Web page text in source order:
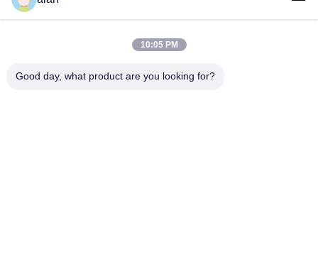
10:05 PM
Good day, what product are you looking for?